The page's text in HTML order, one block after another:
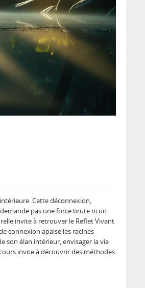
Cette déconnexion,
pas une force brute ni un
invite à retrouver le Reflet Vivant
connexion apaise les racines
son élan intérieur, envisager la vie
invite à découvrir des méthodes